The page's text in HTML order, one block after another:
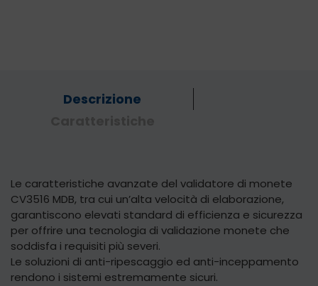
Descrizione
Le caratteristiche avanzate del validatore di monete
CV3516 MDB, tra cui un’alta velocità di elaborazione,
garantiscono elevati standard di efficienza e sicurezza
per offrire una tecnologia di validazione monete che
soddisfa i requisiti più severi.
Le soluzioni di anti-ripescaggio ed anti-inceppamento
rendono i sistemi estremamente sicuri.